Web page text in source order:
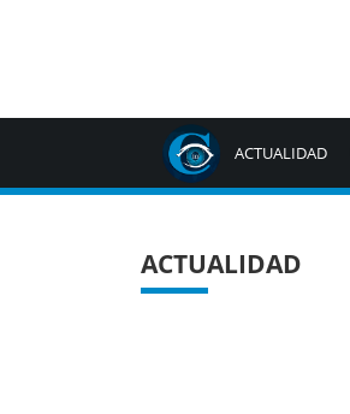
ACTUALIDAD
ACTUALIDAD